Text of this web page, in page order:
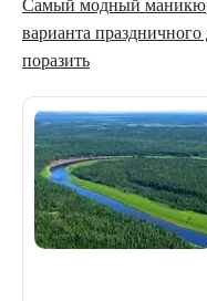
Самый модный
варианта
поразить